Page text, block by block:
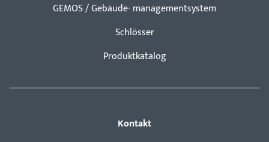
GEMOS / Gebäude- managementsystem
Schlösser
Produktkatalog
Kontakt